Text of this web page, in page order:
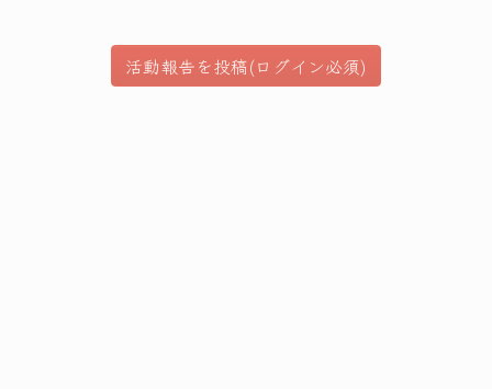
活動報告を投稿(ログイン必須)